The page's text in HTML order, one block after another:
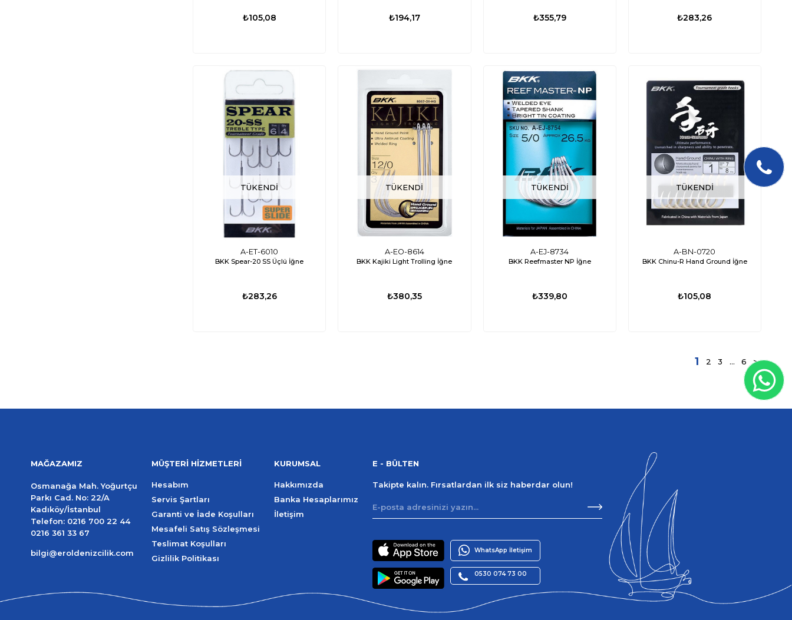
₺105,08 ₺194,17 ₺355,79 ₺283,26
TÜKENDI
A-ET-6010
BKK Spear-20 SS Üçlü İğne
₺283,26
TÜKENDI
A-EO-8614
BKK Kajiki Light Trolling İğne
₺380,35
TÜKENDI
A-EJ-8734
BKK Reefmaster NP İğne
₺339,80
TÜKENDI
A-BN-0720
BKK Chinu-R Hand Ground İğne
₺105,08
1 2 3 ... 6 >
MAĞAZAMIZ
Osmanağa Mah. Yoğurtçu
Parkı Cad. No: 22/A
Kadıköy/İstanbul
Telefon: 0216 700 22 44
0216 361 33 67
bilgi@eroldenizcilik.com
MÜŞTERİ HİZMETLERİ
Hesabım
Servis Şartları
Garanti ve İade Koşulları
Mesafeli Satış Sözleşmesi
Teslimat Koşulları
Gizlilik Politikası
KURUMSAL
Hakkımızda
Banka Hesaplarımız
İletişim
E - BÜLTEN
Takipte kalın. Fırsatlardan ilk siz haberdar olun!
WhatsApp İletişim
0530 074 73 00